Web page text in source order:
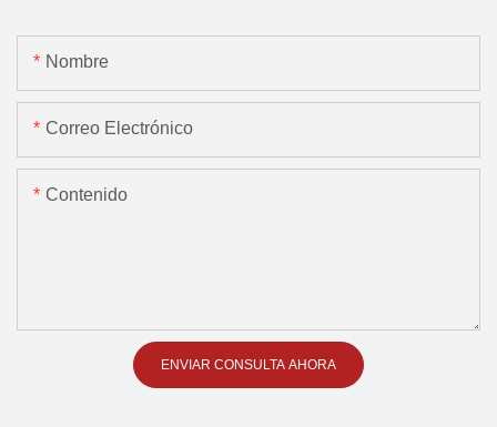
Nombre
Correo Electrónico
Contenido
ENVIAR CONSULTA AHORA